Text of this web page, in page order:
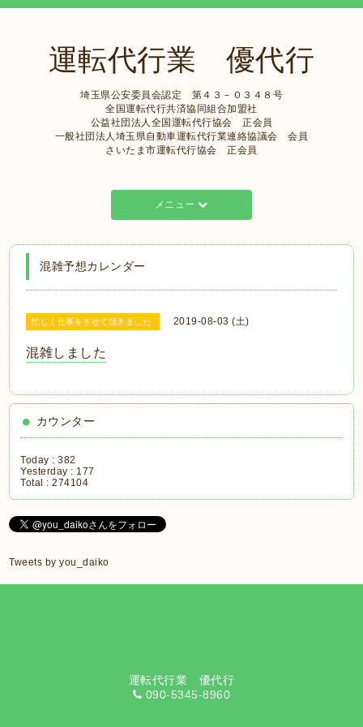
運転代行業 優代行
埼玉県公安委員会認定 第４３－０３４８号
全国運転代行共済協同組合加盟社
公益社団法人全国運転代行協会 正会員
一般社団法人埼玉県自動車運転代行業連絡協議会 会員
さいたま市運転代行協会 正会員
メニュー
混雑予想カレンダー
忙しく仕事をさせて頂きました 2019-08-03 (土)
混雑しました
カウンター
Today :382
Yesterday : 177
Total :274104
Tweets by you_daiko
運転代行業 優代行
090-5345-8960